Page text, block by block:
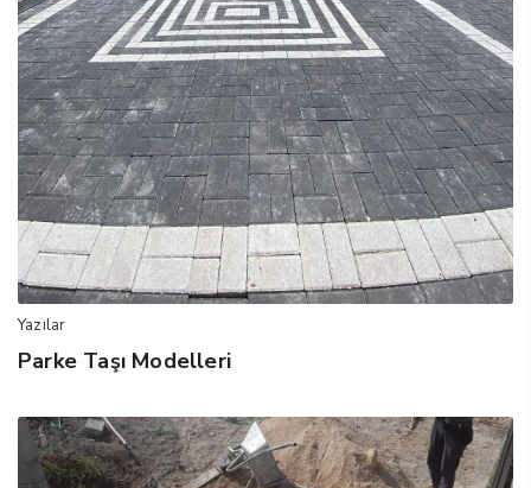
Yazılar
Parke Taşı Modelleri